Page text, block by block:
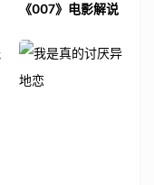
《007》电影解说